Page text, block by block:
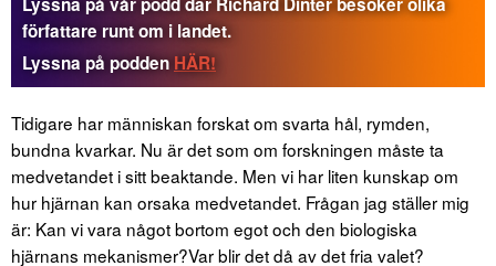
författare runt om i landet.
Lyssna på podden HÄR!
Tidigare har människan forskat om svarta hål, rymden,
bundna kvarkar. Nu är det som om forskningen måste ta
medvetandet i sitt beaktande. Men vi har liten kunskap om
hur hjärnan kan orsaka medvetandet. Frågan jag ställer mig
är: Kan vi vara något bortom egot och den biologiska
hjärnans mekanismer?Var blir det då av det fria valet?